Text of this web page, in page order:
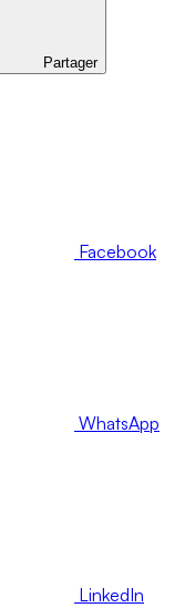
Partager
Facebook
WhatsApp
LinkedIn